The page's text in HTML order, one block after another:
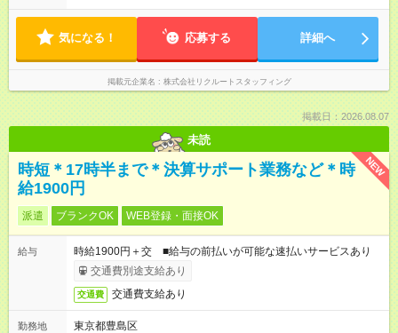
気になる！ 応募する 詳細へ
掲載元企業名 株式会社リクルートスタッフィング
掲載日：2026.08.07
未読
NEW
時短＊17時半まで＊決算サポート業務など＊時
給1900円
派遣 ブランクOK WEB登録・面接OK
給与
時給1900円＋交 ■給与の前払いが可能な速払いサービスあり
交通費別途支給あり
交通費 交通費支給あり
勤務地
東京都豊島区